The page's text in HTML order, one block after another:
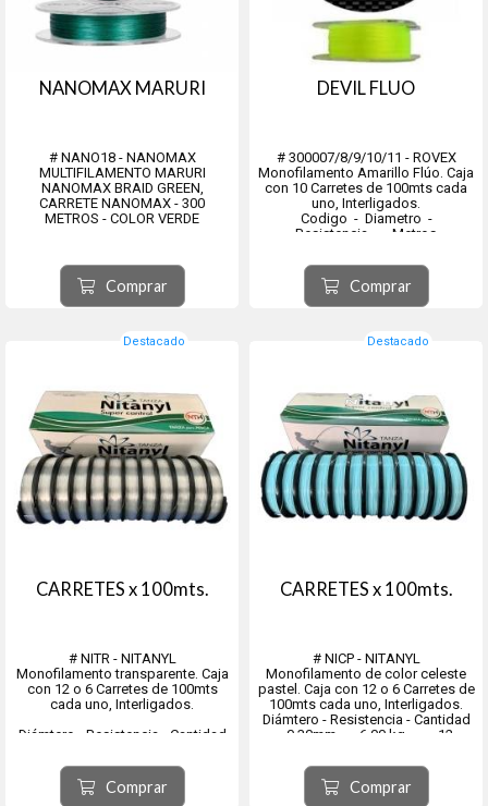
NANOMAX MARURI
# NANO18 - NANOMAX
MULTIFILAMENTO MARURI
NANOMAX BRAID GREEN,
CARRETE NANOMAX - 300
METROS - COLOR VERDE
Metros
NANO182640 - 0.06 mm - 6 lbs. -
300Mts
NANO182718 - 0.08 mm - 8 lbs. -
NANO18650 - 0.10 mm ...
Comprar
DEVIL FLUO
# 300007/8/9/10/11 - ROVEX
Monofilamento Amarillo Flúo. Caja
con 10 Carretes de 100mts cada
uno, Interligados.
Codigo - Diametro -
Resistencia - Metros
x 100 Mts.
300008 - 0.40 mm - 9.10 Kg. - 10
x 100 Mts.
300009 - 0.45 mm - 11.30 Kg. -...
Comprar
Destacado
CARRETES x 100mts.
# NITR - NITANYL
Monofilamento transparente. Caja
con 12 o 6 Carretes de 100mts
cada uno, Interligados.
Diámtero - Resistencia - Cantidad
- 0.25mm 4.00kg 12 carretes
- 0.30mm 6.00kg 12 carretes
- 0.35mm 8.00kg 12 carretes
Comprar
Destacado
CARRETES x 100mts.
# NICP - NITANYL
Monofilamento de color celeste
pastel. Caja con 12 o 6 Carretes de
100mts cada uno, Interligados.
Diámtero - Resistencia - Cantidad
- 0.30mm 6.00 kg 12
- 0.35mm 8.00 kg 12
carretes
- 0.40mm 11.00 kg 12
Comprar